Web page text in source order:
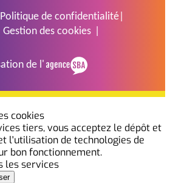
Politique de confidentialité
Gestion des cookies
de l'
cookies
cookies
tiers, vous acceptez le dépôt et
l'utilisation de technologies de
bon fonctionnement.
les services